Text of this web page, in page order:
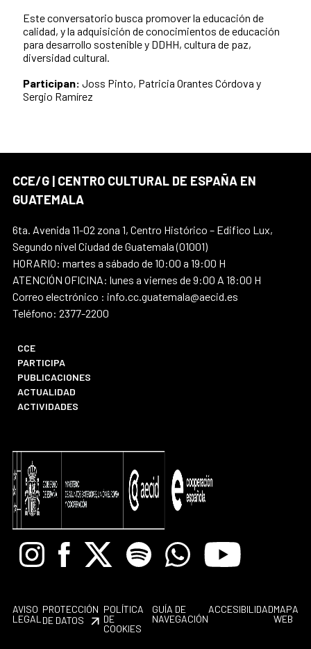
Este conversatorio busca promover la educación de
calidad, y la adquisición de conocimientos de educación
para desarrollo sostenible y DDHH, cultura de paz,
diversidad cultural.
Participan: Joss Pinto, Patricia Orantes Córdova y
Sergio Ramírez
CCE/G | CENTRO CULTURAL DE ESPAÑA EN
GUATEMALA
6ta. Avenida 11-02 zona 1, Centro Histórico – Edifico Lux,
Segundo nivel Ciudad de Guatemala (01001)
HORARIO: martes a sábado de 10:00 a 19:00 H
ATENCIÓN OFICINA: lunes a viernes de 9:00 A 18:00 H
Correo electrónico : info.cc.guatemala@aecid.es
Teléfono: 2377-2200
CCE
PARTICIPA
PUBLICACIONES
ACTUALIDAD
ACTIVIDADES
InstagramFacebook
X Spotify WhatsappYoutube
AVISO
LEGAL
PROTECCIÓN
DE DATOS
POLÍTICA
DE
COOKIES
GUÍA DE
NAVEGACIÓN
ACCESIBILIDADMAPA
WEB